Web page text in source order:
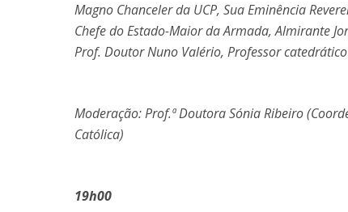
Magno Chanceler da UCP, Sua Eminência
Chefe do Estado-Maior da Armada, Almirante
Prof. Doutor Nuno Valério, Professor
Moderação: Prof.ª Doutora Sónia Ribeiro
Católica)
19h00